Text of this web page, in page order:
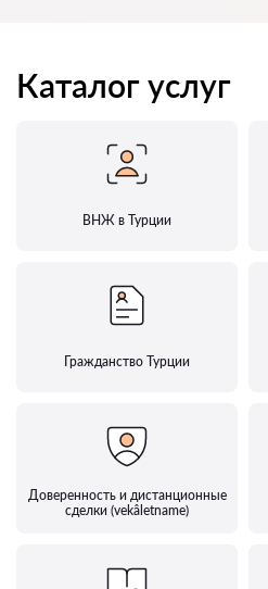
Каталог услуг
ВНЖ в Турции
Гражданство Турции
Доверенность и дистанционные
сделки (vekâletname)